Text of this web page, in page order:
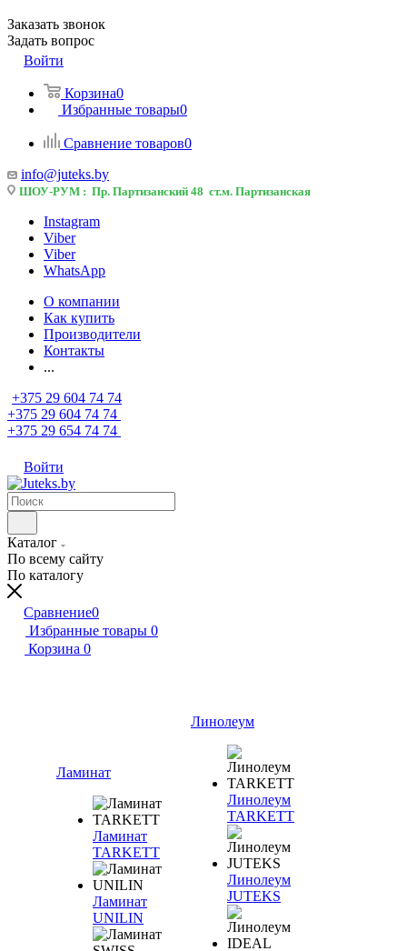
Заказать звонок
Задать вопрос
Войти
Корзина0
Избранные товары0
Сравнение товаров0
info@juteks.by
ШОУ-РУМ : Пр. Партизанский 48 ст.м. Партизанская
Instagram
Viber
Viber
WhatsApp
О компании
Как купить
Производители
Контакты
...
+375 29 604 74 74
+375 29 604 74 74
+375 29 654 74 74
Войти
Каталог
По всему сайту
По каталогу
Сравнение0
Избранные товары 0
Корзина 0
Ламинат
Ламинат
TARKETT
Ламинат
UNILIN
Линолеум
Линолеум
TARKETT
Линолеум
JUTEKS